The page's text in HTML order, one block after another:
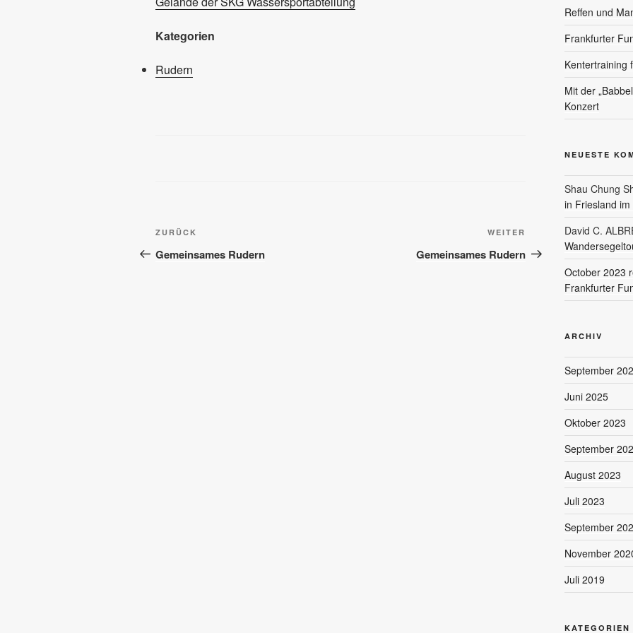
Kategorien
Rudern
Beitragsnavigation
Vorheriger
Beitrag
ZURÜCK
Gemeinsames Rudern
Nächster
Beitrag
WEITER
Gemeinsames Rudern
Reffen und
Frankfurter
Kentertraining
Mit der
Konzert
NEUESTE
Shau Chung
in Friesland
David C.
October 2023
Frankfurter
ARCHIV
September
Juni 2025
Oktober 2023
September
August 2023
Juli 2023
September
November
Juli 2019
KATEGORIEN